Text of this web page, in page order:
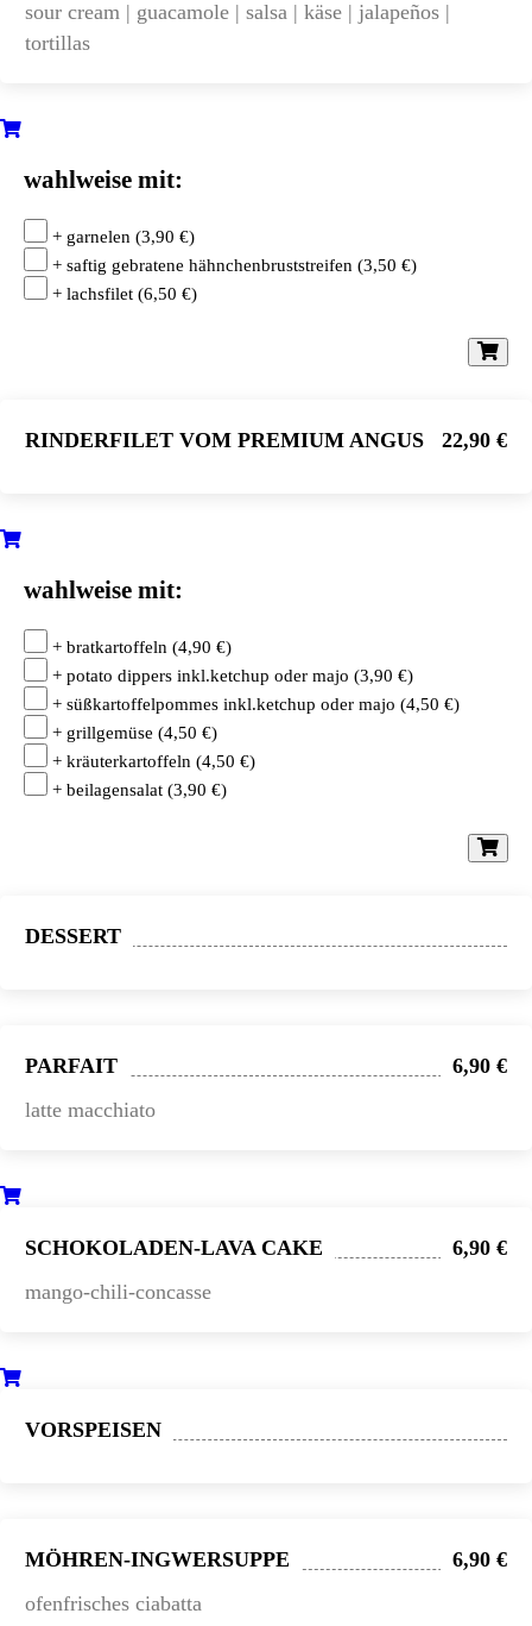
sour cream | guacamole | salsa | käse | jalapeños |
tortillas
wahlweise mit:
+ garnelen (3,90 €)
+ saftig gebratene hähnchenbruststreifen (3,50 €)
+ lachsfilet (6,50 €)
RINDERFILET VOM PREMIUM ANGUS RIND
22,90 €
wahlweise mit:
+ bratkartoffeln (4,90 €)
+ potato dippers inkl.ketchup oder majo (3,90 €)
+ süßkartoffelpommes inkl.ketchup oder majo (4,50 €)
+ grillgemüse (4,50 €)
+ kräuterkartoffeln (4,50 €)
+ beilagensalat (3,90 €)
DESSERT
PARFAIT
6,90 €
latte macchiato
SCHOKOLADEN-LAVA CAKE
6,90 €
mango-chili-concasse
VORSPEISEN
MÖHREN-INGWERSUPPE
6,90 €
ofenfrisches ciabatta